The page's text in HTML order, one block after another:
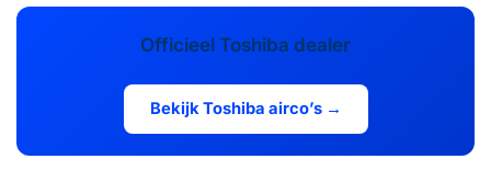
Officieel Toshiba dealer
Bekijk Toshiba airco’s →